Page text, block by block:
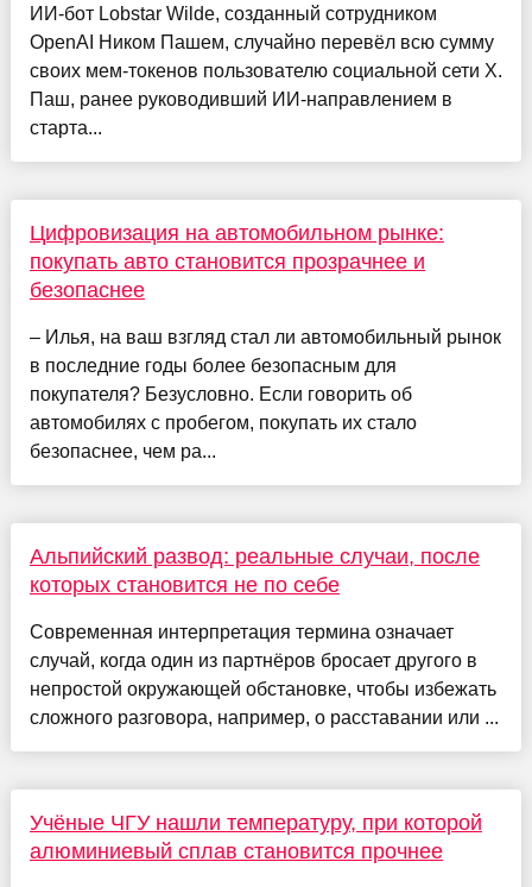
ИИ-бот Lobstar Wilde, созданный сотрудником
OpenAI Ником Пашем, случайно перевёл всю сумму
своих мем-токенов пользователю социальной сети X.
Паш, ранее руководивший ИИ-направлением в
старта...
Цифровизация на автомобильном рынке:
покупать авто становится прозрачнее и
безопаснее
– Илья, на ваш взгляд стал ли автомобильный рынок
в последние годы более безопасным для
покупателя? Безусловно. Если говорить об
автомобилях с пробегом, покупать их стало
безопаснее, чем ра...
Альпийский развод: реальные случаи, после
которых становится не по себе
Современная интерпретация термина означает
случай, когда один из партнёров бросает другого в
непростой окружающей обстановке, чтобы избежать
сложного разговора, например, о расставании или ...
Учёные ЧГУ нашли температуру, при которой
алюминиевый сплав становится прочнее